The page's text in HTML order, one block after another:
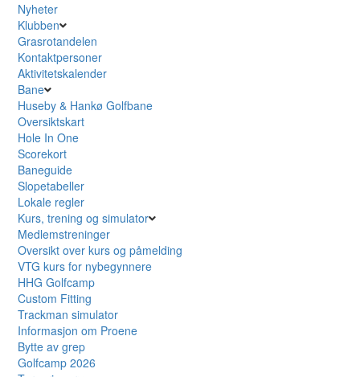
Nyheter
Klubben
Grasrotandelen
Kontaktpersoner
Aktivitetskalender
Bane
Huseby & Hankø Golfbane
Oversiktskart
Hole In One
Scorekort
Baneguide
Slopetabeller
Lokale regler
Kurs, trening og simulator
Medlemstreninger
Oversikt over kurs og påmelding
VTG kurs for nybegynnere
HHG Golfcamp
Custom Fitting
Trackman simulator
Informasjon om Proene
Bytte av grep
Golfcamp 2026